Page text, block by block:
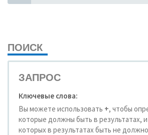
ПОИСК
ЗАПРОС
Ключевые слова:
Вы можете использовать +, чтобы
которые должны быть в результатах, и
которых в результатах быть не